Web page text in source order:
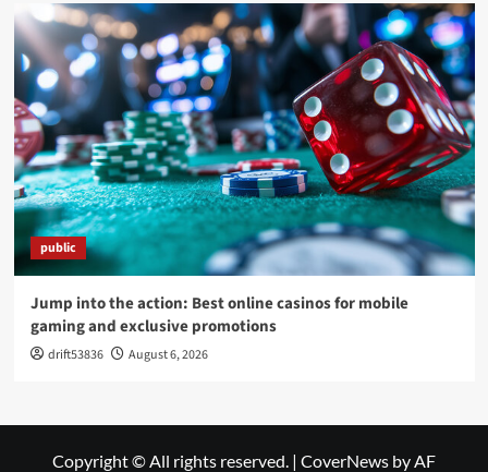
public
Jump into the action: Best online casinos for mobile
gaming and exclusive promotions
drift53836 August 6, 2026
Copyright © All rights reserved. | CoverNews by AF